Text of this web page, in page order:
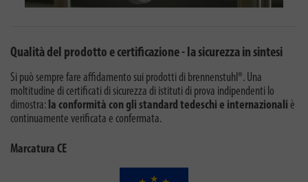
Qualità del prodotto e certificazione - la sicurezza in sintesi
Si può sempre fare affidamento sui prodotti di brennenstuhl®. Una
moltitudine di certificati di sicurezza di istituti di prova indipendenti lo
dimostra: la conformità con gli standard tedeschi e internazionali è
continuamente verificata e confermata.
Marcatura CE